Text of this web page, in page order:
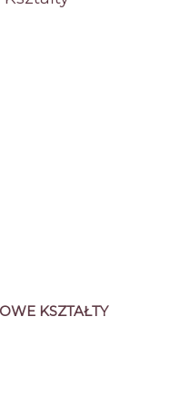
KSZTAŁTY